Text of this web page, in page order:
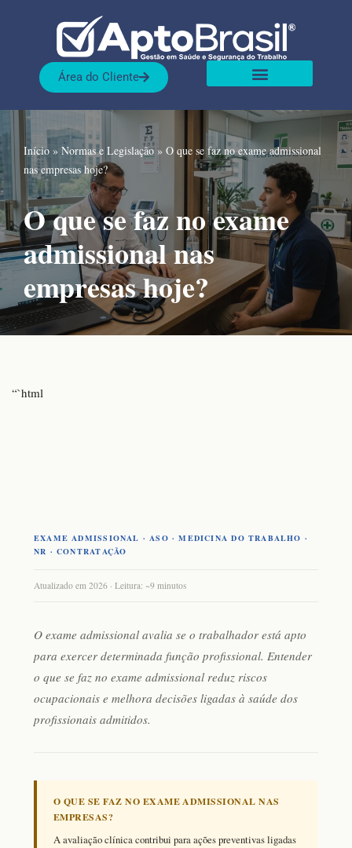
Área do Cliente
Início » Normas e Legislação» O que se faz no exame admissional
nas empresas hoje?
O que se faz no exame
admissional nas
empresas hoje?
“`html
EXAME ADMISSIONAL · ASO · MEDICINA DO TRABALHO ·
NR · CONTRATAÇÃO
Atualizado em 2026 · Leitura: ~9 minutos
O exame admissional avalia se o trabalhador está apto
para exercer determinada função profissional. Entender
o que se faz no exame admissional reduz riscos
ocupacionais e melhora decisões ligadas à saúde dos
profissionais admitidos.
O QUE SE FAZ NO EXAME ADMISSIONAL NAS
EMPRESAS?
A avaliação clínica contribui para ações preventivas ligadas